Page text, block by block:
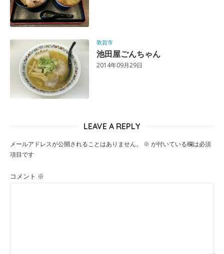
敦賀市
池田屋ごんちゃん
2014年09月29日
LEAVE A REPLY
メールアドレスが公開されることはありません。 ※ が付いている欄は必須
項目です
コメント ※